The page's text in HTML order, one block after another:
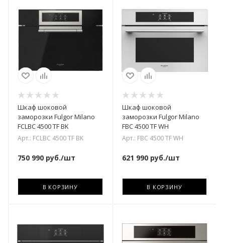
Шкаф шоковой
заморозки Fulgor Milano
FCLBC 4500 TF BK
Арт.: FCLBC 4500 TF BK
750 990 руб./шт
В КОРЗИНУ
Шкаф шоковой
заморозки Fulgor Milano
FBC 4500 TF WH
Арт.: FBC 4500 TF WH
621 990руб./шт
В КОРЗИНУ